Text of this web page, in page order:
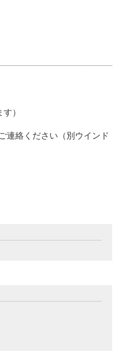
）
連絡ください（別ウインド